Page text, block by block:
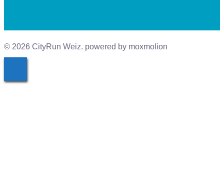
© 2026 CityRun Weiz. powered by moxmolion